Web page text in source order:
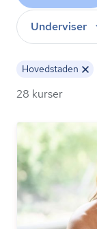
Underviser
Hovedstaden
28 kurser